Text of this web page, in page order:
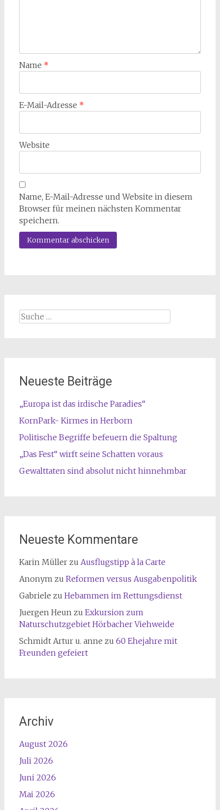
Name *
E-Mail-Adresse *
Website
Name, E-Mail-Adresse und Website in diesem
Browser für meinen nächsten Kommentar
speichern.
Suche
Neueste Beiträge
„Europa ist das irdische Paradies“
KornPark- Kirmes in Herborn
Politische Begriffe befeuern die Spaltung
„Das Fest“ wirft seine Schatten voraus
Gewalttaten sind absolut nicht hinnehmbar
Neueste Kommentare
Karin Müllerzu Ausflugstipp à la Carte
Anonymzu Reformen versus Ausgabenpolitik
Gabriele zu Hebammen im Rettungsdienst
Juergen Heunzu Exkursion zum
Naturschutzgebiet Hörbacher Viehweide
Schmidt Artur u. anne zu 60 Ehejahre mit
Freunden gefeiert
Archiv
August 2026
Juli 2026
Juni 2026
Mai 2026